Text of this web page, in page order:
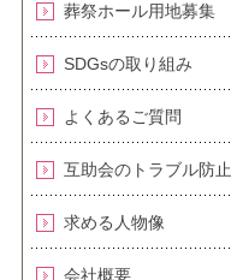
葬祭ホール用地募集
SDGsの取り組み
よくあるご質問
互助会のトラブル防止
求める人物像
会社概要